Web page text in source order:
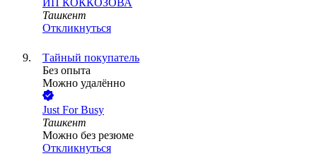
ИП КОККОЗОВА
Ташкент
Откликнуться
Тайный покупатель
Без опыта
Можно удалённо
Just For Busy
Ташкент
Можно без резюме
Откликнуться